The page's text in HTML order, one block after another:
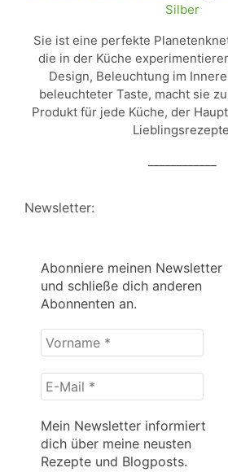
Silber
Sie ist eine perfekte
die in der Küche
Design, Beleuchtung im
beleuchteter Taste, macht sie
Produkt für jede Küche, der
Newsletter:
Abonniere meinen Newsletter
und schließe dich anderen
Abonnenten an.
Vorname
*
E-
Mail
*
Mein Newsletter informiert
dich über meine neusten
Rezepte und Blogposts.